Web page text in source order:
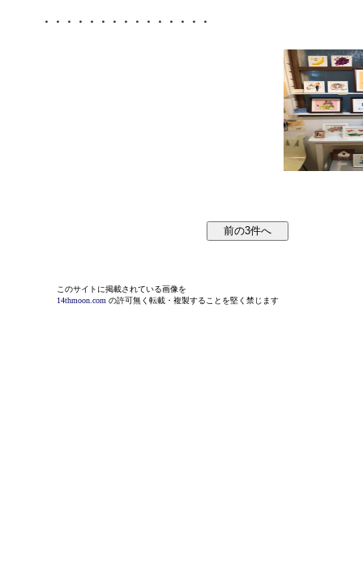
・・・・・・・・・・・・・・・
このサイトに掲載されている画像を
14thmoon.com の許可無く転載・複製することを堅く禁じます